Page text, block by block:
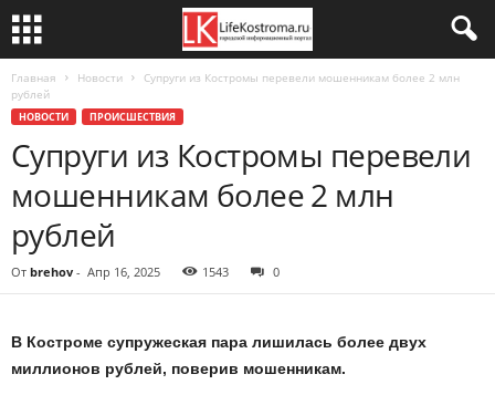
Главная Новости
Супруги из Костромы перевели мошенникам более 2 млн
рублей
НОВОСТИ ПРОИСШЕСТВИЯ
Супруги из Костромы перевели
мошенникам более 2 млн
рублей
От brehov - Апр 16, 2025 1543 0
В Костроме супружеская пара лишилась более двух
миллионов рублей, поверив мошенникам.